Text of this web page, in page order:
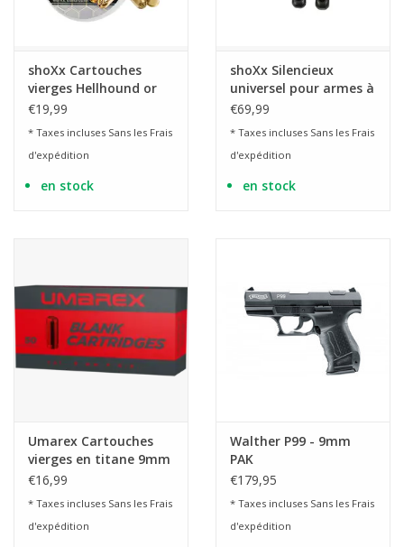
shoXx Cartouches
vierges Hellhound or
9mm PAK - 50 pièces
€19,99
* Taxes incluses Sans les Frais
d'expédition
en stock
shoXx Silencieux
universel pour armes à
gaz et de signalisation
€69,99
* Taxes incluses Sans les Frais
d'expédition
en stock
Umarex Cartouches
vierges en titane 9mm
PAK - 50 pièces - Copy
€16,99
* Taxes incluses Sans les Frais
d'expédition
Walther P99 - 9mm
PAK
€179,95
* Taxes incluses Sans les Frais
d'expédition